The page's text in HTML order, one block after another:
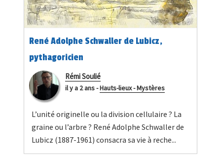
René Adolphe Schwaller de Lubicz,
pythagoricien
Rémi Soulié
il y a 2 ans-Hauts-lieux - Mystères
L’unité originelle ou la division cellulaire ? La
graine ou l’arbre ? René Adolphe Schwaller de
Lubicz (1887-1961) consacra sa vie à reche...